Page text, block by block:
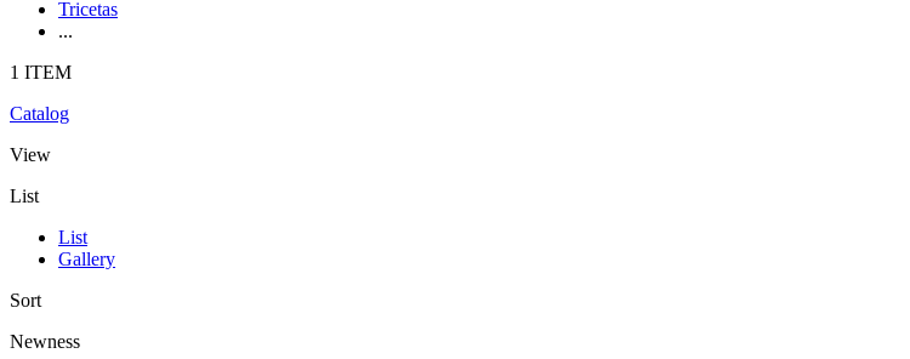
Tricetas
...
1 ITEM
Catalog
View
List
List
Gallery
Sort
Newness